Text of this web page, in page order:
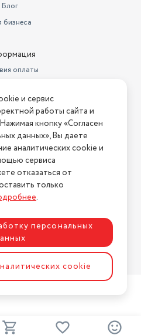
Блог
бизнеса
оплаты
возврата
Напишите нам
У нас есть всё!
ASTDESIGN
и сервис
работы сайта и
кнопку «Согласен
данных», Вы даете
аналитических cookie и
сервиса
отказаться от
только
.
персональных
cookie